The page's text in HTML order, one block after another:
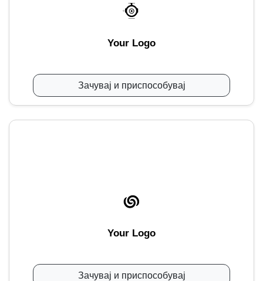
Your Logo
Зачувај и приспособувај
Your Logo
Зачувај и приспособувај